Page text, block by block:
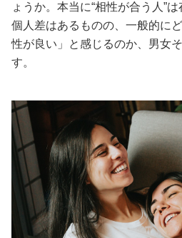
恋愛/結婚/離婚
美容/健康
妊娠/出産/家族
ココロ/カラダ
グルメ
ょうか。本当に“相性が合う人”
個人差はあるものの、一般的に
性が良い」と感じるのか、男女
す。